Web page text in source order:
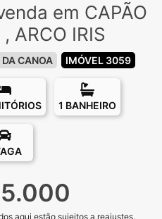
em CAPÃO
ARCO IRIS
CANOA IMÓVEL 3059
1 BANHEIRO
aqui estão sujeitos a reajustes.